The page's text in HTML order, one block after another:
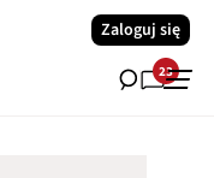
Zaloguj się
23